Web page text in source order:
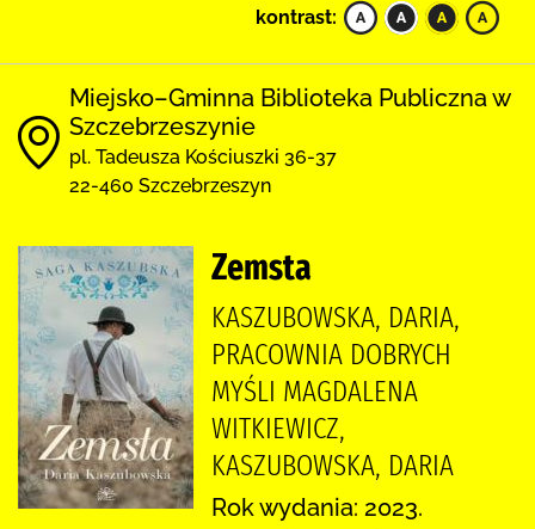
kontrast:
Miejsko–Gminna Biblioteka Publiczna w
Szczebrzeszynie
pl. Tadeusza Kościuszki 36-37
22-460 Szczebrzeszyn
Zemsta
KASZUBOWSKA, DARIA,
PRACOWNIA DOBRYCH
MYŚLI MAGDALENA
WITKIEWICZ,
KASZUBOWSKA, DARIA
Rok wydania: 2023.